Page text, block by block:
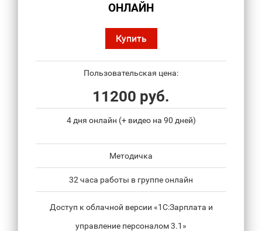
ОНЛАЙН
Купить
Пользовательская цена:
11200 руб.
4 дня онлайн (+ видео на 90 дней)
Методичка
32 часа работы в группе онлайн
Доступ к облачной версии «1С:Зарплата и
управление персоналом 3.1»